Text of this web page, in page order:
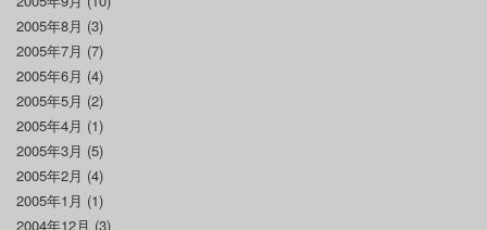
2005年8月 (3)
2005年7月 (7)
2005年6月 (4)
2005年5月 (2)
2005年4月 (1)
2005年3月 (5)
2005年2月 (4)
2005年1月 (1)
2004年12月 (3)